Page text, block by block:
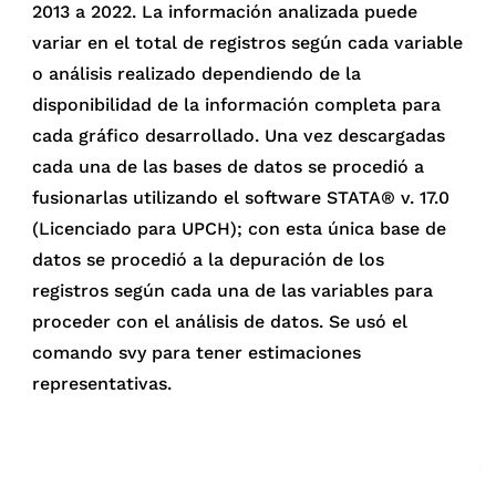
2013 a 2022. La información analizada puede
variar en el total de registros según cada variable
o análisis realizado dependiendo de la
disponibilidad de la información completa para
cada gráfico desarrollado. Una vez descargadas
cada una de las bases de datos se procedió a
fusionarlas utilizando el software STATA® v. 17.0
(Licenciado para UPCH); con esta única base de
datos se procedió a la depuración de los
registros según cada una de las variables para
proceder con el análisis de datos. Se usó el
comando svy para tener estimaciones
representativas.